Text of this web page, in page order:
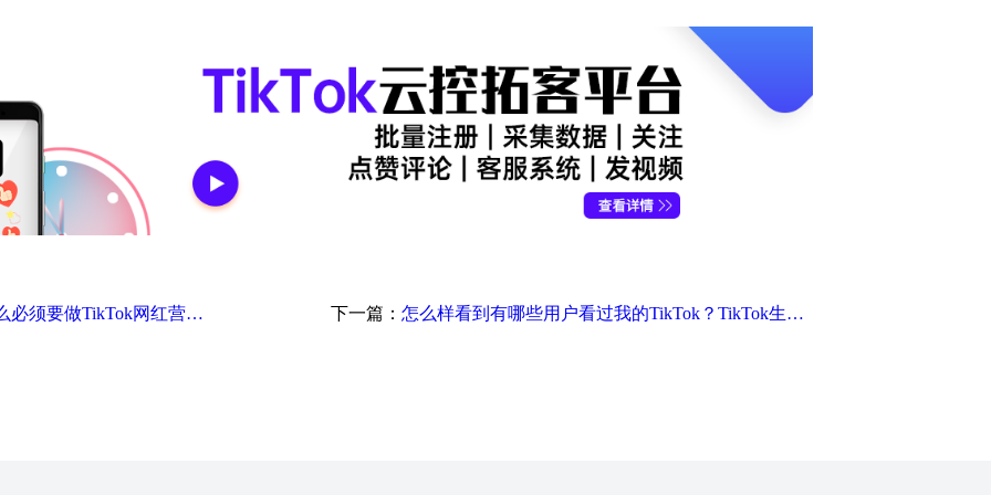
趋势洞察｜跨境卖家为什么必须要做TikTok网红营销？ 下一篇： 怎么样看到有哪些用户看过我的TikTok？TikTok生态圈为你解答